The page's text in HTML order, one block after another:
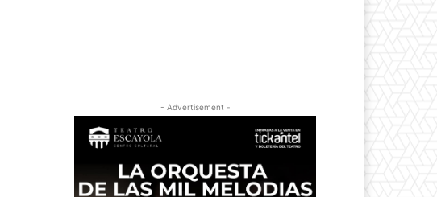
- Advertisement -